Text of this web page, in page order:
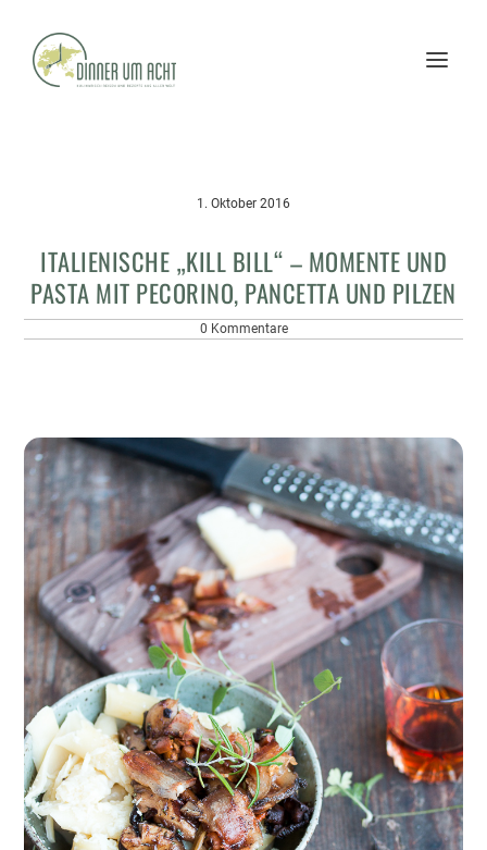
1. Oktober 2016
ITALIENISCHE „KILL BILL“ – MOMENTE UND
PASTA MIT PECORINO, PANCETTA UND PILZEN
0 Kommentare